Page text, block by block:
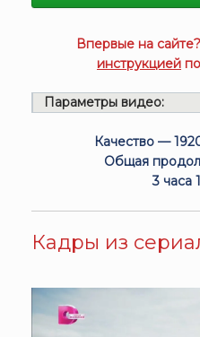
Впервые на
инструкцией
Параметры видео:
Качество —
Общая
3 часа
Кадры из